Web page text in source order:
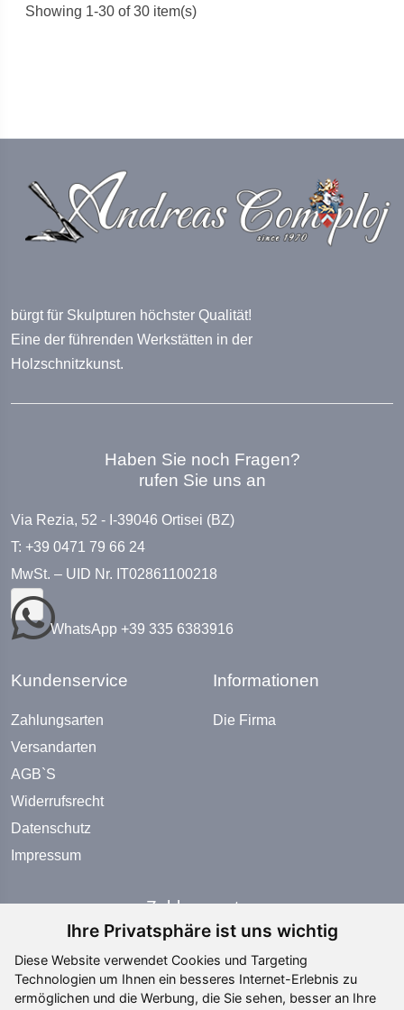
Ihre Privatsphäre ist uns wichtig
Diese Website verwendet Cookies und Targeting
Technologien um Ihnen ein besseres Internet-Erlebnis zu
ermöglichen und die Werbung, die Sie sehen, besser an Ihre
Showing 1-30 of 30 item(s)
bürgt für Skulpturen höchster Qualität!
Eine der führenden Werkstätten in der
Holzschnitzkunst.
Haben Sie noch Fragen?
rufen Sie uns an
Via Rezia, 52 - I-39046 Ortisei (BZ)
T: +39 0471 79 66 24
MwSt. – UID Nr. IT02861100218
WhatsApp +39 335 6383916
Kundenservice
Zahlungsarten
Versandarten
AGB`S
Widerrufsrecht
Datenschutz
Impressum
Informationen
Die Firma
Zahlungsarten